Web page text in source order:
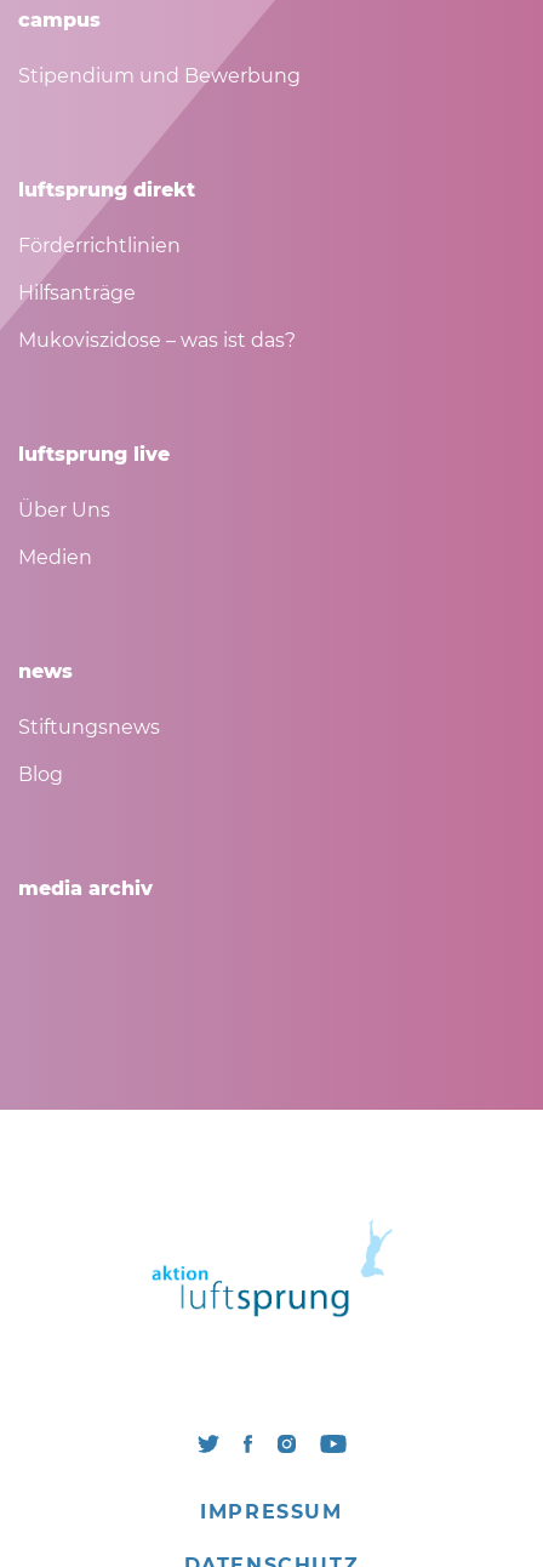
campus
Stipendium und Bewerbung
luftsprung direkt
Förderrichtlinien
Hilfsanträge
Mukoviszidose – was ist das?
luftsprung live
Über Uns
Medien
news
Stiftungsnews
Blog
media archiv
IMPRESSUM